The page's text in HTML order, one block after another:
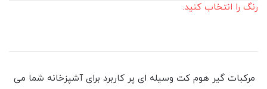
رنگ را انتخاب کنید.
مرکبات گیر هوم کت وسیله ای پر کاربرد برای آشپزخانه شما می